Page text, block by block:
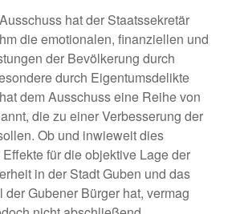
hat der Staatssekretär
die emotionalen, finanziellen und
der Bevölkerung durch
durch Eigentumsdelikte
dem Ausschuss eine Reihe von
die zu einer Verbesserung der
Ob und inwieweit dies
für die objektive Lage der
in der Stadt Guben und das
Gubener Bürger hat, vermag